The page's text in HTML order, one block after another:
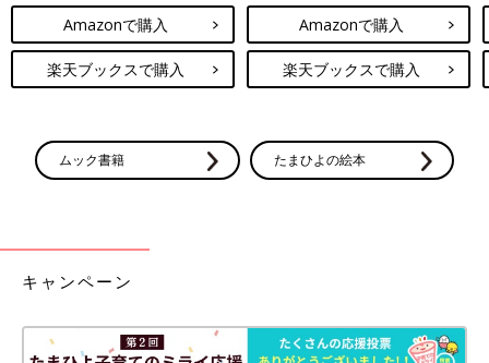
Amazonで購入
楽天ブックスで購入
Amazonで購入
楽天ブックスで購入
ムック書籍 たまひよの絵本
キャンペーン